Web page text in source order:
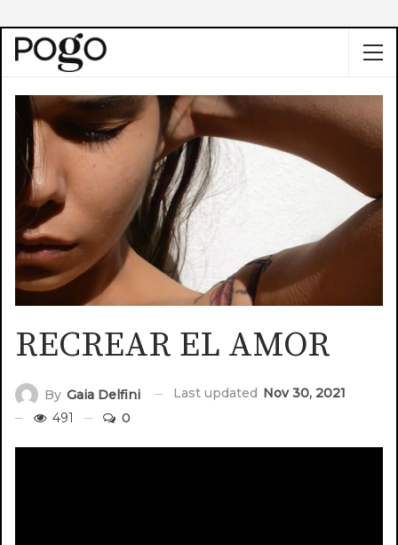
RECREAR EL AMOR
By Gaia Delfini Last updated Nov 30, 2021
491
0